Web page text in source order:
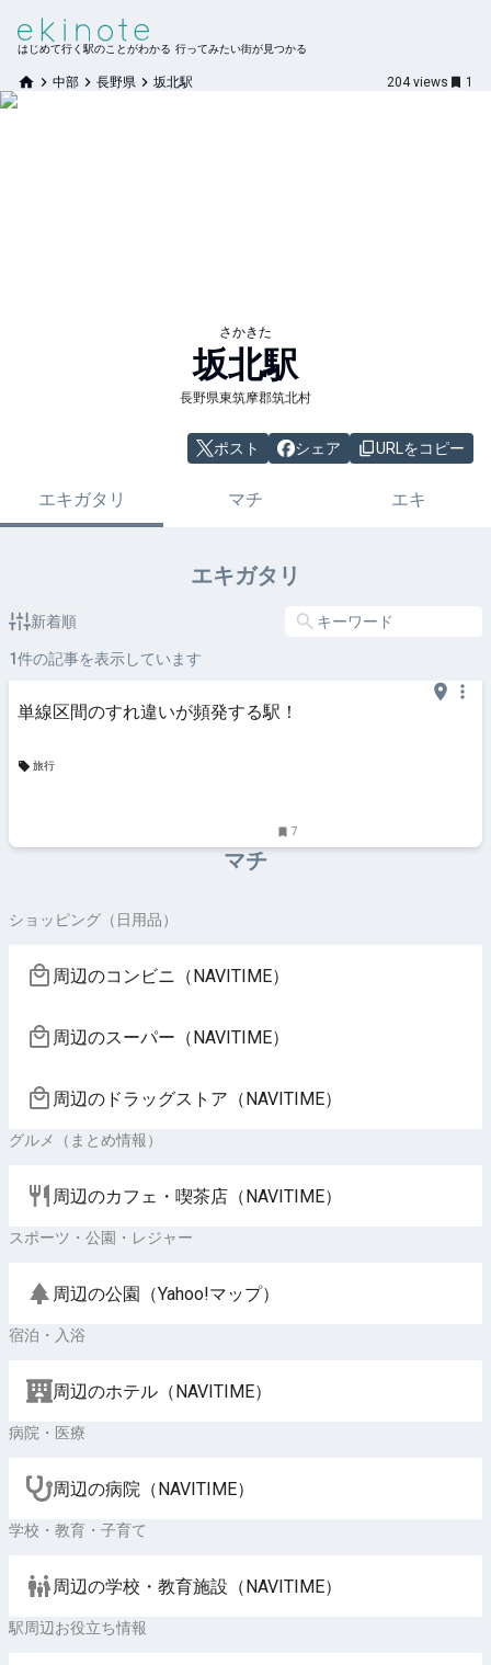
はじめて行く駅のことがわかる 行ってみたい街が見つかる
中部 長野県 坂北駅 204 views 1
さかきた
坂北駅
長野県東筑摩郡筑北村
ポスト シェア URLをコピー
エキガタリ マチ エキ
エキガタリ
新着順
1件の記事を表示しています
単線区間のすれ違いが頻発する駅！
旅行
7
マチ
ショッピング（日用品）
周辺のコンビニ（NAVITIME）
周辺のスーパー（NAVITIME）
周辺のドラッグストア（NAVITIME）
グルメ（まとめ情報）
周辺のカフェ・喫茶店（NAVITIME）
スポーツ・公園・レジャー
周辺の公園（Yahoo!マップ）
宿泊・入浴
周辺のホテル（NAVITIME）
病院・医療
周辺の病院（NAVITIME）
学校・教育・子育て
周辺の学校・教育施設（NAVITIME）
駅周辺お役立ち情報